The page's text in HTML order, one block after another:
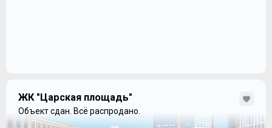
ЖК "Царская площадь"
Объект сдан. Всё распродано.